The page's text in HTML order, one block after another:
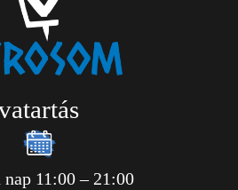
11:00 – 21:00